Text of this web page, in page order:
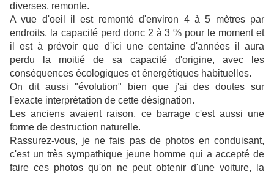
diverses, remonte.
A vue d'oeil il est remonté d'environ 4 à 5 mètres par
endroits, la capacité perd donc 2 à 3 % pour le moment et
il est à prévoir que d'ici une centaine d'années il aura
perdu la moitié de sa capacité d'origine, avec les
conséquences écologiques et énergétiques habituelles.
On dit aussi "évolution" bien que j'ai des doutes sur
l'exacte interprétation de cette désignation.
Les anciens avaient raison, ce barrage c'est aussi une
forme de destruction naturelle.
Rassurez-vous, je ne fais pas de photos en conduisant,
c'est un très sympathique jeune homme qui a accepté de
faire ces photos qu'on ne peut obtenir d'une voiture, la